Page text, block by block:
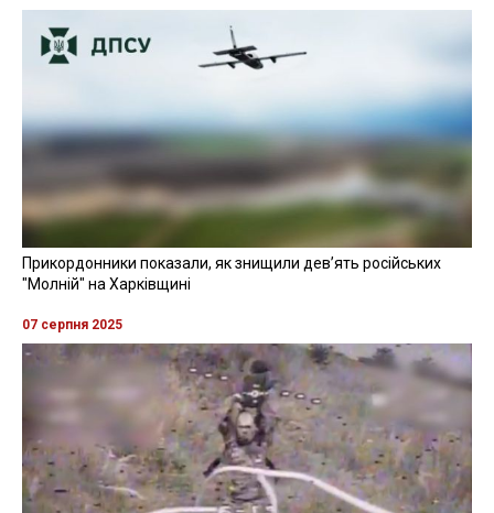
Прикордонники показали, як знищили девʼять російських
"Молній" на Харківщині
07 серпня 2025